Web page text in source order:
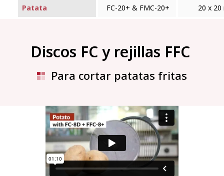
Patata FC-20+ & FMC‑20+ 20 x 20
Discos FC y rejillas FFC
Para cortar patatas fritas